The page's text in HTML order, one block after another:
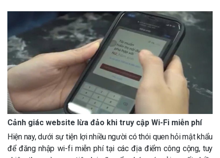
Cảnh giác website lừa đảo khi truy cập Wi-Fi miễn phí
Hiện nay, dưới sự tiện lợi nhiều người có thói quen hỏi mật khẩu
để đăng nhập wi-fi miễn phí tại các địa điểm công cộng, tuy